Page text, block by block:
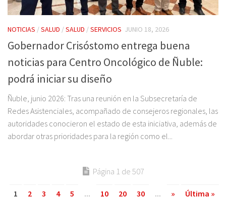
NOTICIAS /SALUD /SALUD /SERVICIOS JUNIO 18, 2026
Gobernador Crisóstomo entrega buena
noticias para Centro Oncológico de Ñuble:
podrá iniciar su diseño
Ñuble, junio 2026: Tras una reunión en la Subsecretaría de
Redes Asistenciales, acompañado de consejeros regionales, las
autoridades conocieron el estado de esta iniciativa, además de
abordar otras prioridades para la región como el...
Página 1 de 507
1 2 3 4 5 ... 10 20 30 ... » Última »